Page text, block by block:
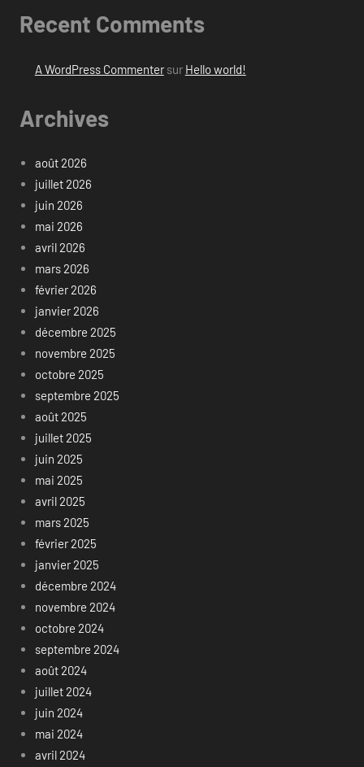
Recent Comments
A WordPress Commentersur Hello world!
Archives
août 2026
juillet 2026
juin 2026
mai 2026
avril 2026
mars 2026
février 2026
janvier 2026
décembre 2025
novembre 2025
octobre 2025
septembre 2025
août 2025
juillet 2025
juin 2025
mai 2025
avril 2025
mars 2025
février 2025
janvier 2025
décembre 2024
novembre 2024
octobre 2024
septembre 2024
août 2024
juillet 2024
juin 2024
mai 2024
avril 2024